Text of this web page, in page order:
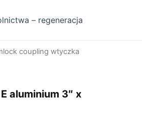
– regeneracja
coupling wtyczka
aluminium 3″ x